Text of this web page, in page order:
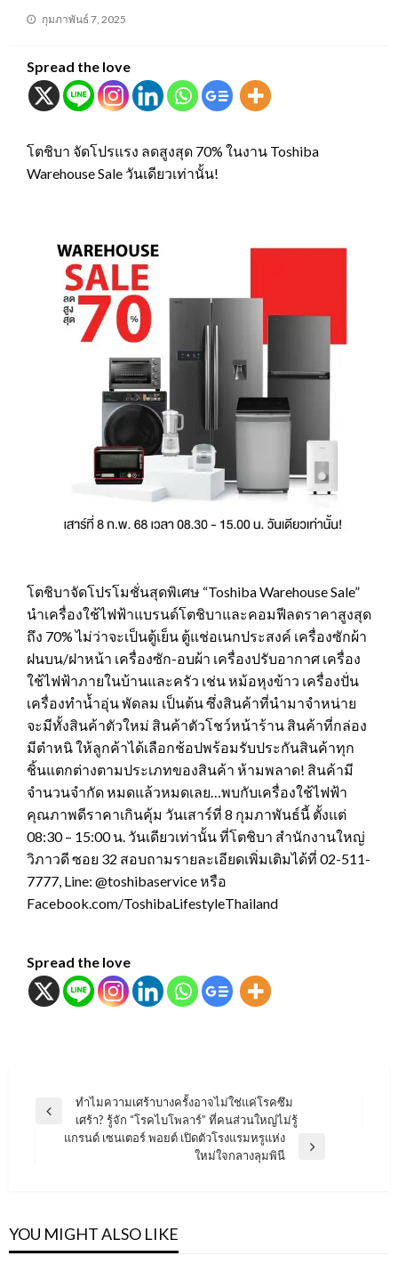
Posted
กุมภาพันธ์ 7, 2025
Spread the love
โตชิบา จัดโปรแรง ลดสูงสุด 70% ในงาน Toshiba
Warehouse Sale วันเดียวเท่านั้น!
โตชิบาจัดโปรโมชั่นสุดพิเศษ “Toshiba Warehouse Sale”
นำเครื่องใช้ไฟฟ้าแบรนด์โตชิบาและคอมฟีลดราคาสูงสุด
ถึง 70% ไม่ว่าจะเป็นตู้เย็น ตู้แช่อเนกประสงค์ เครื่องซักผ้า
ฝนบน/ฝาหน้า เครื่องซัก-อบผ้า เครื่องปรับอากาศ เครื่อง
ใช้ไฟฟ้าภายในบ้านและครัว เช่น หม้อหุงข้าว เครื่องปั่น
เครื่องทำน้ำอุ่น พัดลม เป็นต้น ซึ่งสินค้าที่นำมาจำหน่าย
จะมีทั้งสินค้าตัวใหม่ สินค้าตัวโชว์หน้าร้าน สินค้าที่กล่อง
มีตำหนิ ให้ลูกค้าได้เลือกช้อปพร้อมรับประกันสินค้าทุก
ชิ้นแตกต่างตามประเภทของสินค้า ห้ามพลาด! สินค้ามี
จำนวนจำกัด หมดแล้วหมดเลย…พบกับเครื่องใช้ไฟฟ้า
คุณภาพดีราคาเกินคุ้ม วันเสาร์ที่ 8 กุมภาพันธ์นี้ ตั้งแต่
08:30 – 15:00 น. วันเดียวเท่านั้น ที่โตชิบา สำนักงานใหญ่
วิภาวดี ซอย 32 สอบถามรายละเอียดเพิ่มเติมได้ที่ 02-511-
7777, Line: @toshibaservice หรือ
Facebook.com/ToshibaLifestyleThailand
Spread the love
แนะแนว
เรื่อง
Previous
ทำไมความเศร้าบางครั้งอาจไม่ใช่แค่โรคซึม
เศร้า? รู้จัก “โรคไบโพลาร์” ที่คนส่วนใหญ่ไม่รู้
แกรนด์ เซนเตอร์ พอยต์ เปิดตัวโรงแรมหรูแห่ง
ใหม่ใจกลางลุมพินี
YOU MIGHT ALSO LIKE